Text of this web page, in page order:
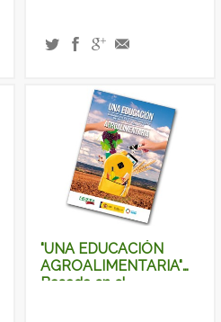
"UNA EDUCACIÓN
AGROALIMENTARIA"
Basada en el